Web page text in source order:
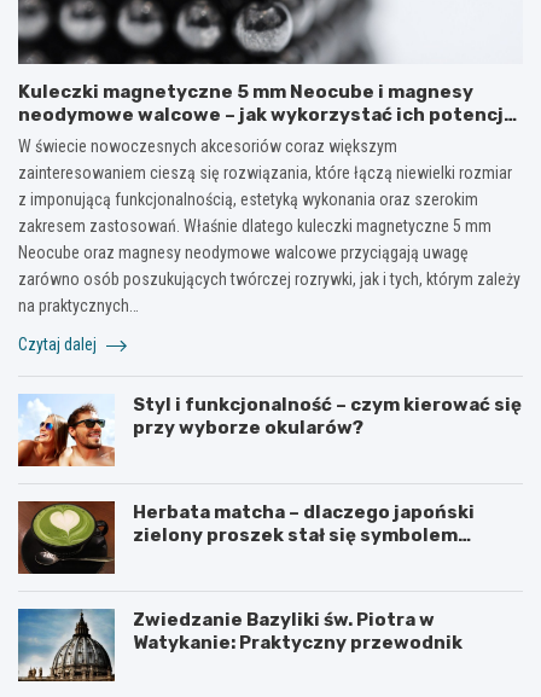
Kuleczki magnetyczne 5 mm Neocube i magnesy
neodymowe walcowe – jak wykorzystać ich potencjał
w kreatywnych i praktycznych zastosowaniach?
W świecie nowoczesnych akcesoriów coraz większym
zainteresowaniem cieszą się rozwiązania, które łączą niewielki rozmiar
z imponującą funkcjonalnością, estetyką wykonania oraz szerokim
zakresem zastosowań. Właśnie dlatego kuleczki magnetyczne 5 mm
Neocube oraz magnesy neodymowe walcowe przyciągają uwagę
zarówno osób poszukujących twórczej rozrywki, jak i tych, którym zależy
na praktycznych…
Czytaj dalej
Styl i funkcjonalność – czym kierować się
przy wyborze okularów?
Herbata matcha – dlaczego japoński
zielony proszek stał się symbolem
Zwiedzanie Bazyliki św. Piotra w
Watykanie: Praktyczny przewodnik